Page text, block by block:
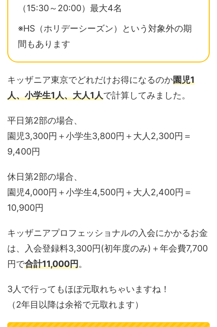
（15:30～20:00）最大4名
※HS（ホリデーシーズン）という対象外の期
間もあります
キッザニア東京でどれだけお得になるのか園児1
人、小学生1人、大人1人で計算してみました。
平日第2部の場合、
園児3,300円＋小学生3,800円＋大人2,300円＝
9,400円
休日第2部の場合、
園児4,000円＋小学生4,500円＋大人2,400円＝
10,900円
キッザニアプロフェッショナルの入会にかかるお金
は、入会登録料3,300円(初年度のみ)＋年会費7,700
円で合計11,000円。
3人で行ってもほぼ元取れちゃいますね！
（2年目以降は余裕で元取れます）